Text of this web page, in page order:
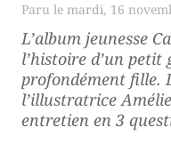
mardi, 16
L’album jeunesse
l’histoire d’un petit
profondément fille.
l’illustratrice
entretien en 3